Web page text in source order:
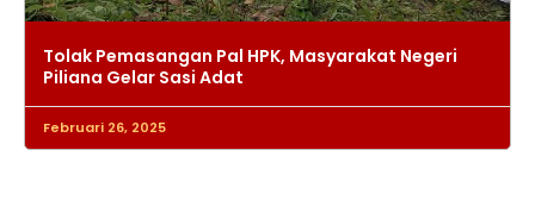
Tolak Pemasangan Pal HPK, Masyarakat Negeri
Piliana Gelar Sasi Adat
Februari 26, 2025